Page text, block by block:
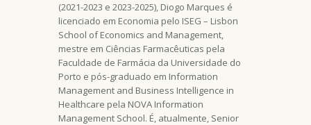
(2021-2023 e 2023-2025), Diogo Marques é
licenciado em Economia pelo ISEG – Lisbon
School of Economics and Management,
mestre em Ciências Farmacêuticas pela
Faculdade de Farmácia da Universidade do
Porto e pós-graduado em Information
Management and Business Intelligence in
Healthcare pela NOVA Information
Management School. É, atualmente, Senior